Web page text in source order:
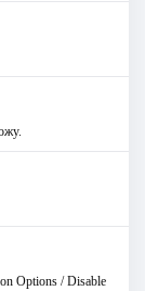
Options / Disable